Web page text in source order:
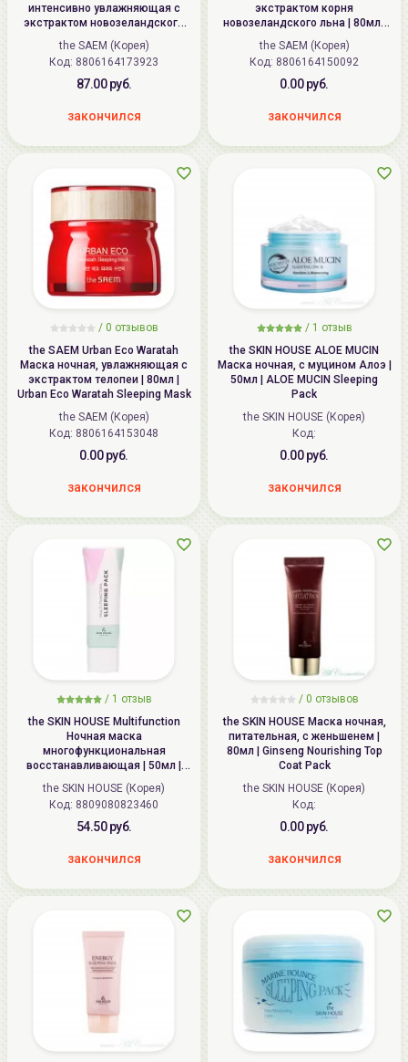
интенсивно увлажняющая с
экстрактом новозеландского
льна | 80мл | Urban Eco Harakeke
Deep Moisture Sleeping Pack
the SAEM (Корея)
Код: 8806164173923
87.00 руб.
закончился
экстрактом корня
новозеландского льна | 80мл |
Urban Eco Harakeke Root
Sleeping Mask
the SAEM (Корея)
Код: 8806164150092
0.00 руб.
закончился
/ 0 отзывов
the SAEM Urban Eco Waratah
Маска ночная, увлажняющая с
экстрактом телопеи | 80мл |
Urban Eco Waratah Sleeping Mask
the SAEM (Корея)
Код: 8806164153048
0.00 руб.
закончился
/ 1 отзыв
the SKIN HOUSE ALOE MUCIN
Маска ночная, с муцином Алоэ |
50мл | ALOE MUCIN Sleeping
Pack
the SKIN HOUSE (Корея)
Код:
0.00 руб.
закончился
/ 1 отзыв
the SKIN HOUSE Multifunction
Ночная маска
многофункциональная
восстанавливающая | 50мл |
Multifunction Sleeping Pack
the SKIN HOUSE (Корея)
Код: 8809080823460
54.50 руб.
закончился
/ 0 отзывов
the SKIN HOUSE Маска ночная,
питательная, с женьшенем |
80мл | Ginseng Nourishing Top
Coat Pack
the SKIN HOUSE (Корея)
Код:
0.00 руб.
закончился